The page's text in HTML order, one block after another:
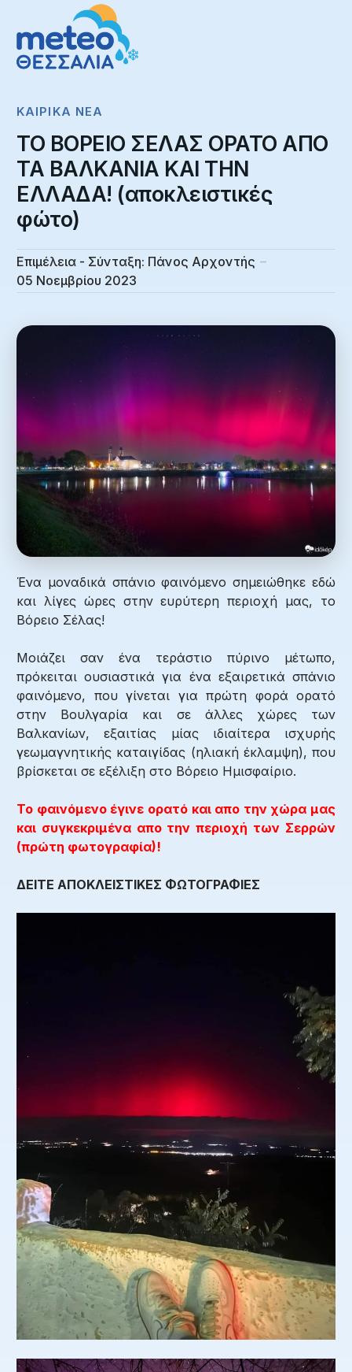
ΚΑΙΡΙΚΆ NΈΑ
ΤΟ ΒΟΡΕΙΟ ΣΕΛΑΣ ΟΡΑΤΟ ΑΠΟ
ΤΑ ΒΑΛΚΑΝΙΑ ΚΑΙ ΤΗΝ
ΕΛΛΑΔΑ! (αποκλειστικές
φώτο)
Επιμέλεια - Σύνταξη: Πάνος Αρχοντής
05 Νοεμβρίου 2023
Ένα μοναδικά σπάνιο φαινόμενο σημειώθηκε εδώ
και λίγες ώρες στην ευρύτερη περιοχή μας, το
Βόρειο Σέλας!
Μοιάζει σαν ένα τεράστιο πύρινο μέτωπο,
πρόκειται ουσιαστικά για ένα εξαιρετικά σπάνιο
φαινόμενο, που γίνεται για πρώτη φορά ορατό
στην Βουλγαρία και σε άλλες χώρες των
Βαλκανίων, εξαιτίας μίας ιδιαίτερα ισχυρής
γεωμαγνητικής καταιγίδας (ηλιακή έκλαμψη), που
βρίσκεται σε εξέλιξη στο Βόρειο Ημισφαίριο.
Το φαινόμενο έγινε ορατό και απο την χώρα μας
και συγκεκριμένα απο την περιοχή των Σερρών
(πρώτη φωτογραφία)!
ΔΕΙΤΕ ΑΠΟΚΛΕΙΣΤΙΚΕΣ ΦΩΤΟΓΡΑΦΙΕΣ